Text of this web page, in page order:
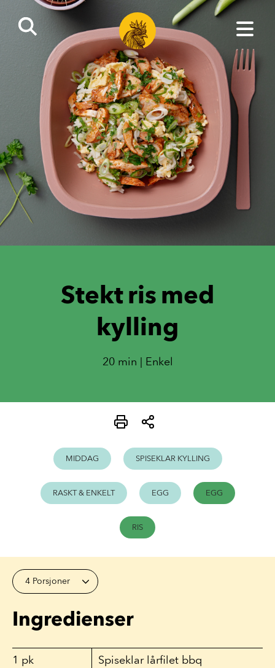
Stekt ris med
kylling
20 min | Enkel
MIDDAG SPISEKLAR KYLLING
RASKT & ENKELT EGG EGG
RIS
4 Porsjoner
Ingredienser
1 pk
Spiseklar lårfilet bbq